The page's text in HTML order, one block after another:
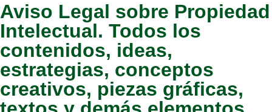
b
o
o
a
g
r
e
d
i
u
b
e
o
k
Aviso Legal sobre Propiedad
Intelectual. Todos los
contenidos, ideas,
estrategias, conceptos
creativos, piezas gráficas,